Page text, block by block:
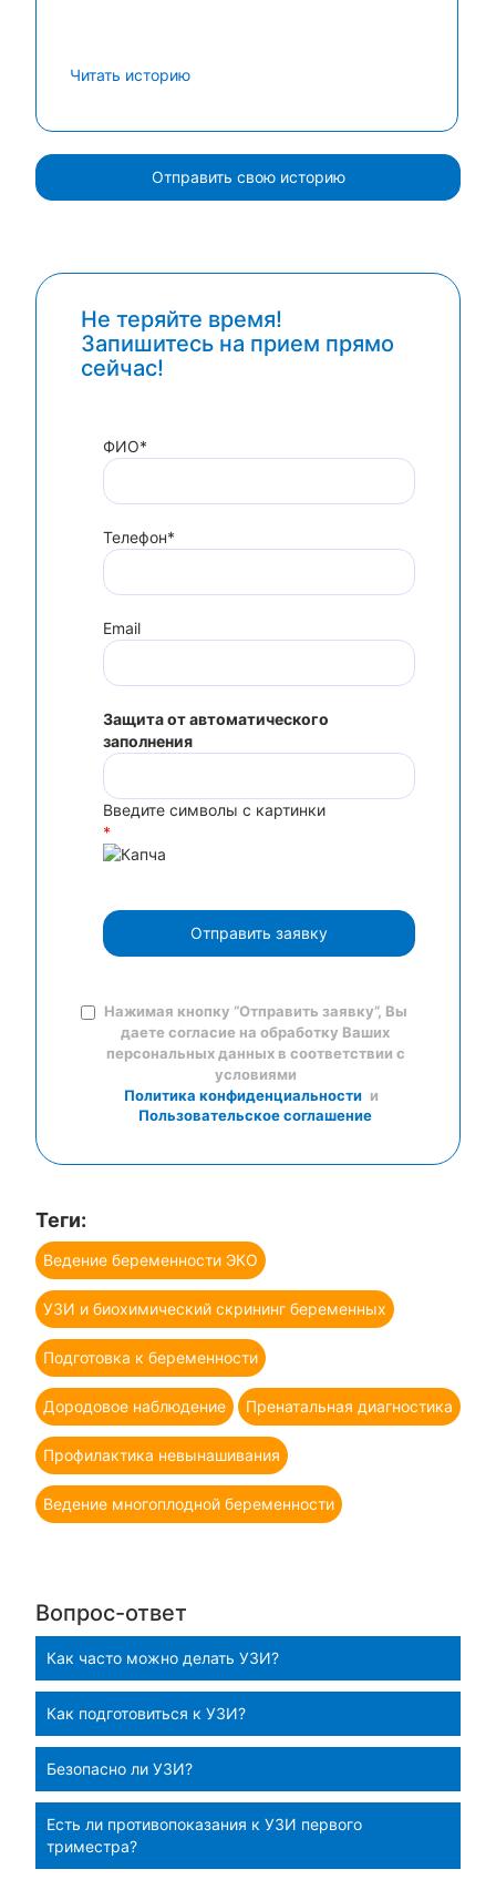
Читать историю
Отправить свою историю
Не теряйте время!
Запишитесь на прием прямо
сейчас!
ФИО*
Телефон*
Email
Защита от автоматического
заполнения
Введите символы с картинки
*
Отправить заявку
Нажимая кнопку “Отправить заявку”, Вы
даете согласие на обработку Ваших
персональных данных в соответствии с
условиями
Политика конфиденциальности и
Пользовательское соглашение
Теги:
Ведение беременности ЭКО
УЗИ и биохимический скрининг беременных
Подготовка к беременности
Дородовое наблюдение Пренатальная диагностика
Профилактика невынашивания
Ведение многоплодной беременности
Вопрос-ответ
Как часто можно делать УЗИ?
Как подготовиться к УЗИ?
Безопасно ли УЗИ?
Есть ли противопоказания к УЗИ первого
триместра?